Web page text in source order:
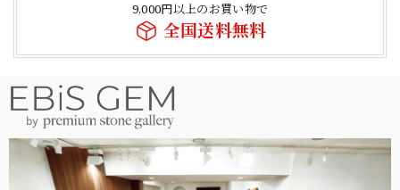
9,000円以上のお買い物で
全国送料無料